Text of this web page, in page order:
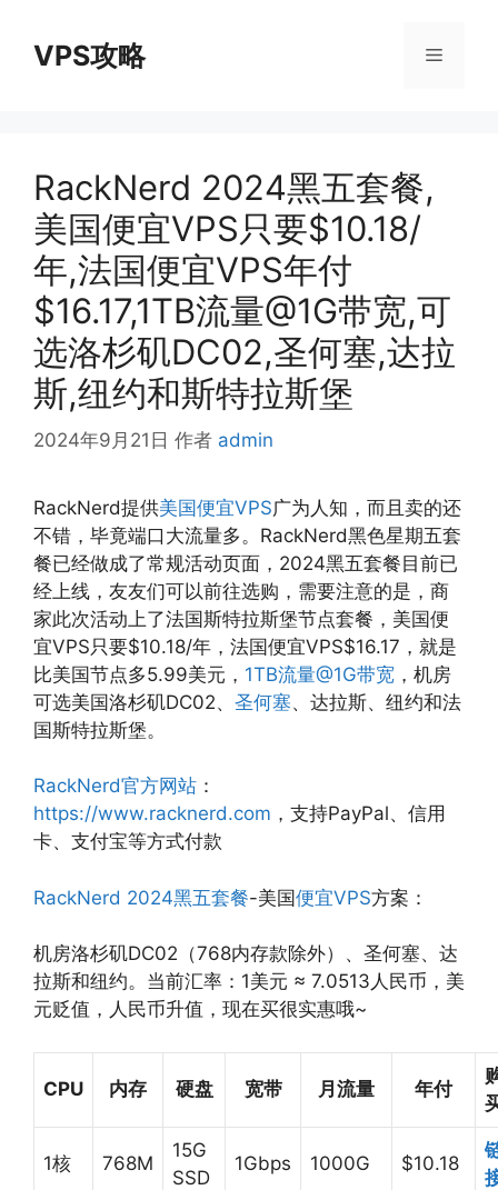
VPS攻略 菜
RackNerd 2024黑五套餐,
美国便宜VPS只要$10.18/
年,法国便宜VPS年付
$16.17,1TB流量@1G带宽,可
选洛杉矶DC02,圣何塞,达拉
斯,纽约和斯特拉斯堡
2024年9月21日 作者 admin
RackNerd提供美国便宜VPS广为人知，而且卖的还
不错，毕竟端口大流量多。RackNerd黑色星期五套
餐已经做成了常规活动页面，2024黑五套餐目前已
经上线，友友们可以前往选购，需要注意的是，商
家此次活动上了法国斯特拉斯堡节点套餐，美国便
宜VPS只要$10.18/年，法国便宜VPS$16.17，就是
比美国节点多5.99美元， 1TB流量@1G带宽 ，机房
可选美国洛杉矶DC02、 圣何塞、达拉斯、纽约和法
国斯特拉斯堡。
RackNerd官方网站 ：
https://www.racknerd.com ，支持PayPal、信用
卡、支付宝等方式付款
RackNerd 2024黑五套餐-美国便宜VPS方案：
机房洛杉矶DC02（768内存款除外）、圣何塞、达
拉斯和纽约。当前汇率：1美元 ≈ 7.0513人民币，美
元贬值，人民币升值，现在买很实惠哦~
CPU 内存 硬盘 宽带 月流量 年付
1核 768M
15G
SSD
1Gbps 1000G $10.18